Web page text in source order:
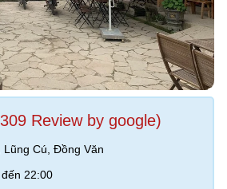
Review by google)
Lũng Cú, Đồng Văn
22:00